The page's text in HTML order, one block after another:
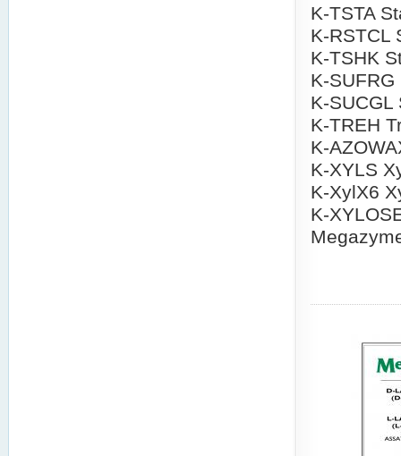
K-TSTA
K-RSTCL
K-TSHK
K-
K-SUCGL
K-TREH
K-
K-XYLS
K-XylX6
K-